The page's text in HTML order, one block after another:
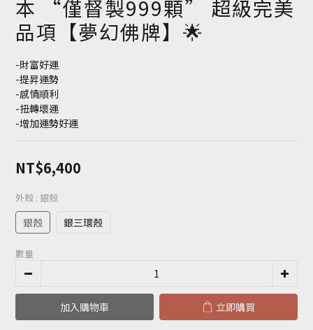
本 “僅督製999顆” 超級完美
品項【夢幻佛牌】🌟
-財富好運
-提昇運勢
-感情順利
-扭轉壞運
-增加運勢好運
NT$6,400
外殼 : 銀殼
銀殼 銀三環殼
數量
加入購物車 立即購買